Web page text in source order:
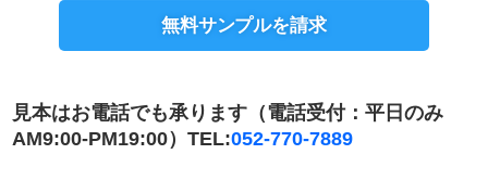
無料サンプルを請求
見本はお電話でも承ります（電話受付：平日のみ
AM9:00-PM19:00）TEL:052-770-7889